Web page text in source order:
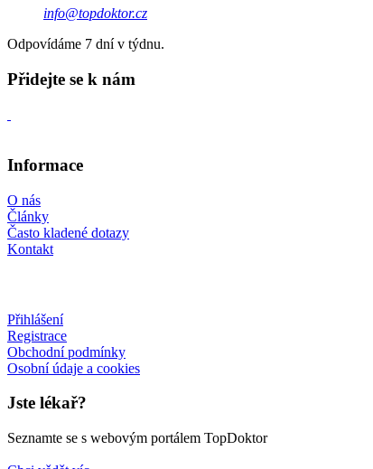
info@topdoktor.cz
Odpovídáme 7 dní v týdnu.
Přidejte se k nám
Informace
O nás
Články
Často kladené dotazy
Kontakt
Přihlášení
Registrace
Obchodní podmínky
Osobní údaje a cookies
Jste lékař?
Seznamte se s webovým portálem TopDoktor